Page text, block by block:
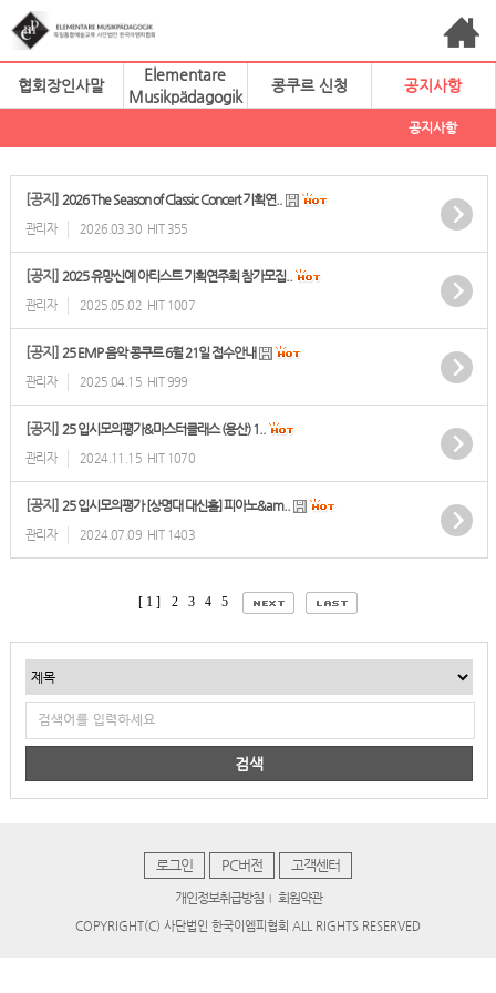
협회장인사말
Elementare
Musikpädagogik
콩쿠르 신청 공지사항
공지사항
[공지] 2026 The Season of Classic Concert 기획연..
관리자 2026.03.30 HIT 355
[공지] 2025 유망신예 아티스트 기획연주회 참가모집..
관리자 2025.05.02 HIT 1007
[공지] 25 EMP 음악 콩쿠르 6월 21일 접수안내
관리자 2025.04.15 HIT 999
[공지] 25 입시모의평가&마스터클래스 (용산) 1..
관리자 2024.11.15 HIT 1070
[공지] 25 입시모의평가 [상명대 대신홀] 피아노&am..
관리자 2024.07.09 HIT 1403
[ 1 ] 2 3 4 5
검색
로그인 PC버전 고객센터
개인정보취급방침 회원약관
COPYRIGHT(C) 사단법인 한국이엠피협회 ALL RIGHTS RESERVED